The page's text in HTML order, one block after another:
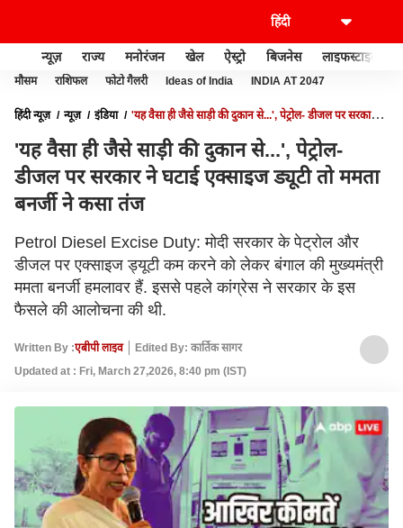
न्यूज़ राज्य मनोरंजन खेल ऐस्ट्रो बिजनेस लाइफस्टाइल
मौसम राशिफल फोटो गैलरी Ideas of India INDIA AT 2047
हिंदी न्यूज़ न्यूज़ इंडिया
'यह वैसा ही जैसे साड़ी की दुकान से...', पेट्रोल- डीजल पर सरकार ने
'यह वैसा ही जैसे साड़ी की दुकान से...', पेट्रोल-
डीजल पर सरकार ने घटाई एक्साइज ड्यूटी तो ममता
बनर्जी ने कसा तंज
Petrol Diesel Excise Duty: मोदी सरकार के पेट्रोल और
डीजल पर एक्साइज ड्यूटी कम करने को लेकर बंगाल की मुख्यमंत्री
ममता बनर्जी हमलावर हैं. इससे पहले कांग्रेस ने सरकार के इस
फैसले की आलोचना की थी.
Written By :एबीपी लाइव
Edited By: कार्तिक सागर
Updated at : Fri, March 27,2026, 8:40 pm (IST)